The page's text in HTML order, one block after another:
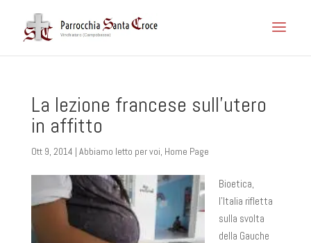
La lezione francese sull’utero
in affitto
Ott 9, 2014 | Abbiamo letto per voi, Home Page
Bioetica,
l’Italia rifletta
sulla svolta
della Gauche